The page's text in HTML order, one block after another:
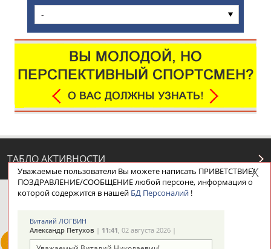
-
ТАБЛО АКТИВНОСТИ
ЦЕЛИ ПРОЕКТА НАШИ КНОПКИ
Уважаемые пользователи Вы можете написать ПРИВЕТСТВИЕ/
ПОЗДРАВЛЕНИЕ/СООБЩЕНИЕ любой персоне, информация о
которой содержится в нашей БД Персоналий!
Виталий ЛОГВИН
Александр Петухов| 11:41, 02 августа 2026 |